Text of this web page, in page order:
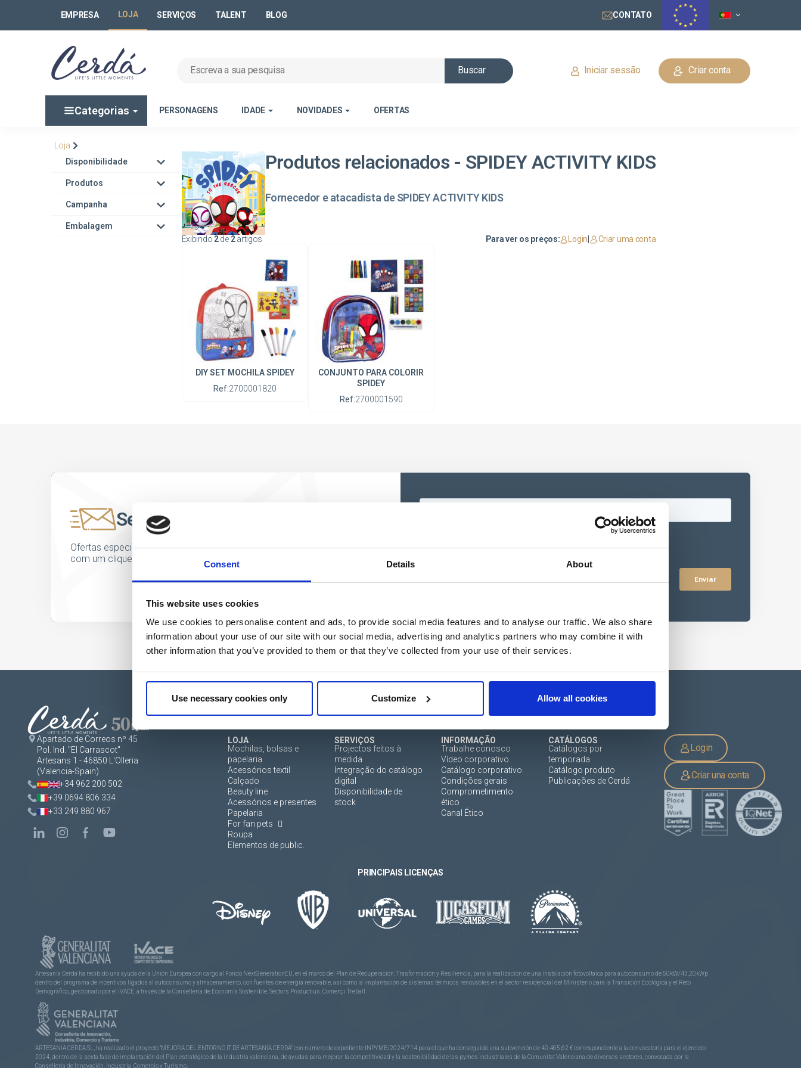
Consent Details About
This website uses cookies
We use cookies to personalise content and ads, to provide social media features and to analyse our traffic. We also share
information about your use of our site with our social media, advertising and analytics partners who may combine it with
other information that you’ve provided to them or that they’ve collected from your use of their services.
Use necessary cookies only Customize Allow all cookies
EMPRESA LOJA SERVIÇOS TALENT BLOG CONTATO
Buscar Iniciar sessão Criar conta
Categorias PERSONAGENS IDADE NOVIDADES OFERTAS
Loja
Disponibilidade
Produtos
Campanha
Embalagem
Produtos relacionados - SPIDEY ACTIVITY KIDS
Fornecedor e atacadista de SPIDEY ACTIVITY KIDS
Exibindo 2de 2artigos Para ver os preços: Login| Criar uma conta
DIY SET MOCHILA SPIDEY
Ref:2700001820
CONJUNTO PARA COLORIR
SPIDEY
Ref:2700001590
Seja o primeiro a saber
Ofertas especiais, eventos e notícias do mundo do licenciamento, tudo
com um clique de um botão.
Apartado de Correos nº 45
Pol. Ind. "El Carrascot"
Artesans 1 - 46850 L'Olleria
(Valencia-Spain)
+34 962 200 502
+39 0694 806 334
+33 249 880 967
LOJA
Mochilas, bolsas e
papelaria
Acessórios textil
Calçado
Beauty line
Acessórios e presentes
Papelaria
For fan pets
Roupa
Elementos de public.
SERVIÇOS
Projectos feitos à
medida
Integração do catálogo
digital
Disponibilidade de
stock
INFORMAÇÃO
Trabalhe conosco
Vídeo corporativo
Catálogo corporativo
Condições gerais
Comprometimento
ético
Canal Ético
CATÁLOGOS
Catálogos por
temporada
Catálogo produto
Publicações de Cerdá
Login
Criar una conta
PRINCIPAIS LICENÇAS
Artesanía Cerdá ha recibido una ayuda de la Unión Europea con cargo al Fondo NextGenerationEU, en el marco del Plan de Recuperación, Trasformación y Resiliencia, para la realización de una instalación fotovoltaica para autoconsumo de 50kW/43,20kWp
dentro del programa de incentivos ligados al autoconsumo y almacenamiento, con fuentes de energía renovable, así como la implantación de sistemas térmicos renovables en el sector residencial del Ministerio para la Transición Ecológica y el Reto
Demográfico, gestionado por el IVACE, a través de la Consellería de Economía Sostenible, Sectors Productius, Comerç i Treball.
ARTESANIA CERDA SL, ha realizado el proyecto “MEJORA DEL ENTORNO IT DE ARTESANÍA CERDÁ” con número de expediente INPYME/2024/714 para el que ha conseguido una subvención de 40.465,62 € correspondiente a la convocatoria para el ejercicio
2024, dentro de la sexta fase de implantación del Plan estratégico de la industria valenciana, de ayudas para mejorar la competitividad y la sostenibilidad de las pymes industriales de la Comunitat Valenciana de diversos sectores, convocada por la
Conselleria de Innovación, Industria, Comercio y Turismo.